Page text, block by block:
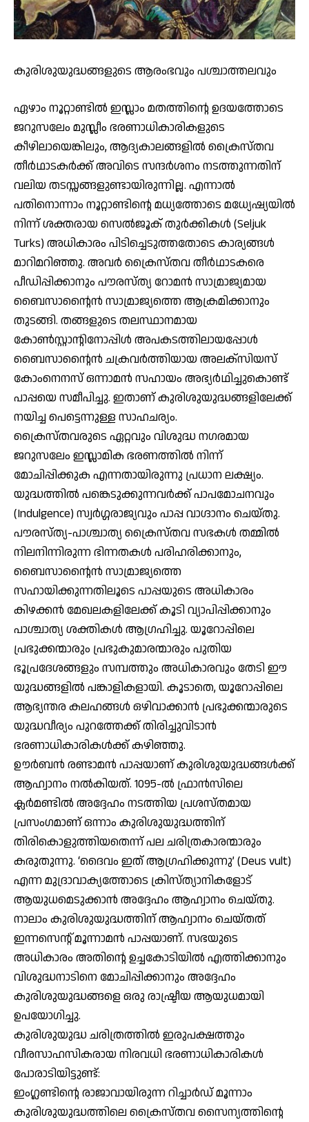
കുരിശുയുദ്ധങ്ങളുടെ ആരംഭവും പശ്ചാത്തലവും
ഏഴാം നൂറ്റാണ്ടില്‍ ഇസ്ലാം മതത്തിന്റെ ഉദയത്തോടെ
ജറുസലേം മുസ്ലീം ഭരണാധികാരികളുടെ
കീഴിലായെങ്കിലും, ആദ്യകാലങ്ങളില്‍ ക്രൈസ്തവ
തീര്‍ഥാടകര്‍ക്ക് അവിടെ സന്ദര്‍ശനം നടത്തുന്നതിന്
വലിയ തടസ്സങ്ങളുണ്ടായിരുന്നില്ല. എന്നാല്‍
പതിനൊന്നാം നൂറ്റാണ്ടിന്റെ മധ്യത്തോടെ മധ്യേഷ്യയില്‍
നിന്ന് ശക്തരായ സെല്‍ജൂക് തുര്‍ക്കികള്‍ (Seljuk
Turks) അധികാരം പിടിച്ചെടുത്തതോടെ കാര്യങ്ങള്‍
മാറിമറിഞ്ഞു. അവര്‍ ക്രൈസ്തവ തീര്‍ഥാടകരെ
പീഡിപ്പിക്കാനും പൗരസ്ത്യ റോമന്‍ സാമ്രാജ്യമായ
ബൈസാന്റൈന്‍ സാമ്രാജ്യത്തെ ആക്രമിക്കാനും
തുടങ്ങി. തങ്ങളുടെ തലസ്ഥാനമായ
കോണ്‍സ്റ്റാന്റിനോപ്പിള്‍ അപകടത്തിലായപ്പോള്‍
ബൈസാന്റൈന്‍ ചക്രവര്‍ത്തിയായ അലക്‌സിയസ്
കോംനെനസ് ഒന്നാമന്‍ സഹായം അഭ്യര്‍ഥിച്ചുകൊണ്ട്
പാപ്പയെ സമീപിച്ചു. ഇതാണ് കുരിശുയുദ്ധങ്ങളിലേക്ക്
നയിച്ച പെട്ടെന്നുള്ള സാഹചര്യം.
ക്രൈസ്തവരുടെ ഏറ്റവും വിശുദ്ധ നഗരമായ
ജറുസലേം ഇസ്ലാമിക ഭരണത്തില്‍ നിന്ന്
മോചിപ്പിക്കുക എന്നതായിരുന്നു പ്രധാന ലക്ഷ്യം.
യുദ്ധത്തില്‍ പങ്കെടുക്കുന്നവര്‍ക്ക് പാപമോചനവും
(Indulgence) സ്വര്‍ഗ്ഗരാജ്യവും പാപ്പ വാഗ്ദാനം ചെയ്തു.
പൗരസ്ത്യ-പാശ്ചാത്യ ക്രൈസ്തവ സഭകള്‍ തമ്മില്‍
നിലനിന്നിരുന്ന ഭിന്നതകള്‍ പരിഹരിക്കാനും,
ബൈസാന്റൈന്‍ സാമ്രാജ്യത്തെ
സഹായിക്കുന്നതിലൂടെ പാപ്പയുടെ അധികാരം
കിഴക്കന്‍ മേഖലകളിലേക്ക് കൂടി വ്യാപിപ്പിക്കാനും
പാശ്ചാത്യ ശക്തികള്‍ ആഗ്രഹിച്ചു. യൂറോപ്പിലെ
പ്രഭുക്കന്മാരും പ്രഭുകുമാരന്മാരും പുതിയ
ഭൂപ്രദേശങ്ങളും സമ്പത്തും അധികാരവും തേടി ഈ
യുദ്ധങ്ങളില്‍ പങ്കാളികളായി. കൂടാതെ, യൂറോപ്പിലെ
ആഭ്യന്തര കലഹങ്ങള്‍ ഒഴിവാക്കാന്‍ പ്രഭുക്കന്മാരുടെ
യുദ്ധവീര്യം പുറത്തേക്ക് തിരിച്ചുവിടാന്‍
ഭരണാധികാരികള്‍ക്ക് കഴിഞ്ഞു.
ഊര്‍ബന്‍ രണ്ടാമന്‍ പാപ്പയാണ് കുരിശുയുദ്ധങ്ങള്‍ക്ക്
ആഹ്വാനം നല്‍കിയത്. 1095-ല്‍ ഫ്രാന്‍സിലെ
ക്ലര്‍മണ്ടില്‍ അദ്ദേഹം നടത്തിയ പ്രശസ്തമായ
പ്രസംഗമാണ് ഒന്നാം കുരിശുയുദ്ധത്തിന്
തിരികൊളുത്തിയതെന്ന് പല ചരിത്രകാരന്മാരും
കരുതുന്നു. ‘ദൈവം ഇത് ആഗ്രഹിക്കുന്നു’ (Deus vult)
എന്ന മുദ്രാവാക്യത്തോടെ ക്രിസ്ത്യാനികളോട്
ആയുധമെടുക്കാന്‍ അദ്ദേഹം ആഹ്വാനം ചെയ്തു.
നാലാം കുരിശുയുദ്ധത്തിന് ആഹ്വാനം ചെയ്തത്
ഇന്നസെന്റ് മൂന്നാമന്‍ പാപ്പയാണ്. സഭയുടെ
അധികാരം അതിന്റെ ഉച്ചകോടിയില്‍ എത്തിക്കാനും
വിശുദ്ധനാടിനെ മോചിപ്പിക്കാനും അദ്ദേഹം
കുരിശുയുദ്ധങ്ങളെ ഒരു രാഷ്ട്രീയ ആയുധമായി
ഉപയോഗിച്ചു.
കുരിശുയുദ്ധ ചരിത്രത്തില്‍ ഇരുപക്ഷത്തും
വീരസാഹസികരായ നിരവധി ഭരണാധികാരികള്‍
പോരാടിയിട്ടുണ്ട്:
ഇംഗ്ലണ്ടിന്റെ രാജാവായിരുന്ന റിച്ചാര്‍ഡ് മൂന്നാം
കുരിശുയുദ്ധത്തിലെ ക്രൈസ്തവ സൈന്യത്തിന്റെ